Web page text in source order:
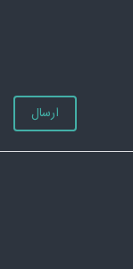
ارسال